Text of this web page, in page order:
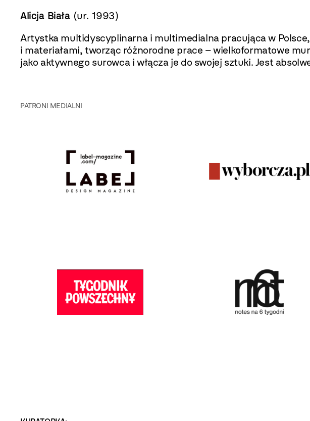
Alicja Biała(ur. 1993)
Artystka multidyscyplinarna i multimedialna pracująca w
i materiałami, tworząc różnorodne prace – wielkoformatowe
jako aktywnego surowca i włącza je do swojej sztuki. Jest
PATRONI MEDIALNI